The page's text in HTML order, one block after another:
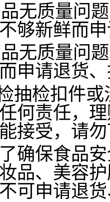
无质量问
够新鲜而
无质量问
申请退货
抽检扣件
何责任，
接受，请
确保食品
品、美容
可申请退